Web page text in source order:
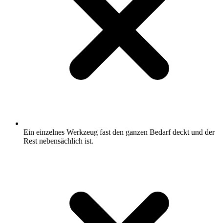
Ein einzelnes Werkzeug fast den ganzen Bedarf deckt und der
Rest nebensächlich ist.